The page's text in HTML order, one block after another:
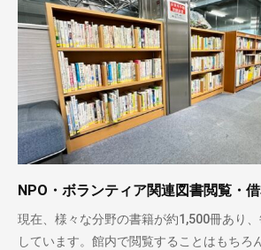
NPO・ボランティア関連図書閲覧・
現在、様々な分野の書籍が約1,500冊あり
しています。館内で閲覧することはもちろ